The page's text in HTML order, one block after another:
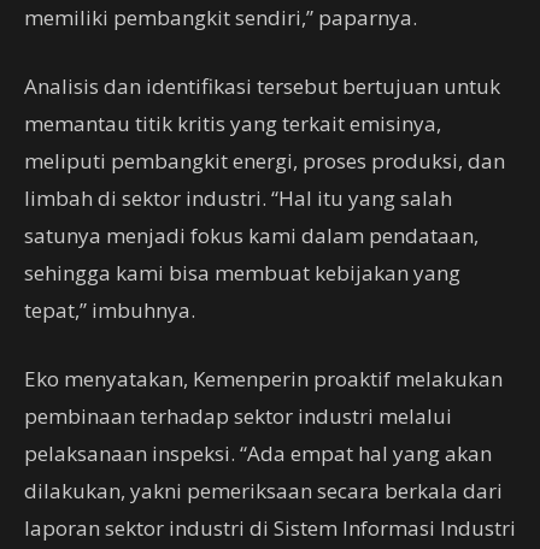
memiliki pembangkit sendiri,” paparnya.
Analisis dan identifikasi tersebut bertujuan untuk
memantau titik kritis yang terkait emisinya,
meliputi pembangkit energi, proses produksi, dan
limbah di sektor industri. “Hal itu yang salah
satunya menjadi fokus kami dalam pendataan,
sehingga kami bisa membuat kebijakan yang
tepat,” imbuhnya.
Eko menyatakan, Kemenperin proaktif melakukan
pembinaan terhadap sektor industri melalui
pelaksanaan inspeksi. “Ada empat hal yang akan
dilakukan, yakni pemeriksaan secara berkala dari
laporan sektor industri di Sistem Informasi Industri